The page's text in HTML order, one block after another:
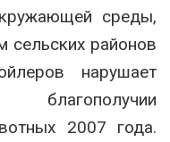
среды,
сельских районов
нарушает
2007 года.